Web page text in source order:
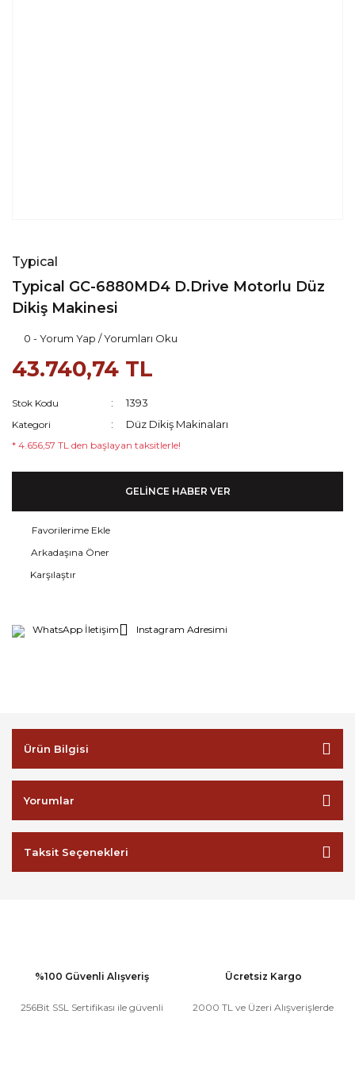
Typical
Typical GC-6880MD4 D.Drive Motorlu Düz
Dikiş Makinesi
0 - Yorum Yap / Yorumları Oku
43.740,74 TL
Stok Kodu 1393
Kategori Düz Dikiş Makinaları
* 4.656,57 TL den başlayan taksitlerle!
GELİNCE HABER VER
Arkadaşına Öner
Karşılaştır
WhatsApp İletişim Instagram Adresimi
Ürün Bilgisi
Yorumlar
Taksit Seçenekleri
%100 Güvenli Alışveriş
256Bit SSL Sertifikası ile güvenli
Ücretsiz Kargo
2000 TL ve Üzeri Alışverişlerde